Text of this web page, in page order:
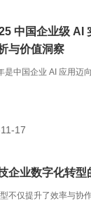
中国企业级
与价值洞察
是中国企业 AI 应用迈
17
企业数字化转型
不仅提升了效率与协